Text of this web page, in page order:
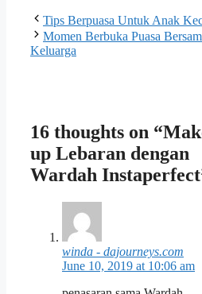
Tips Berpuasa Untuk Anak
Momen Berbuka Puasa
Keluarga
16 thoughts on
up Lebaran dengan
Wardah
winda - dajourneys.com
June 10, 2019 at 10:06 am